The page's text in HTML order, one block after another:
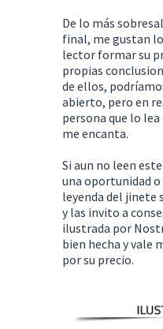
De lo más
final, me gustan
lector formar su
propias
de ellos,
abierto, pero en
persona que lo
me encanta.
Si aun no leen
una oportunidad o
leyenda del jinete
y las invito a
ilustrada por
bien hecha y vale
por su precio.